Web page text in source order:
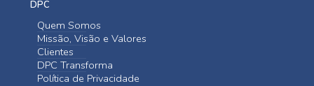
DPC
Quem Somos
Missão, Visão e Valores
Clientes
DPC Transforma
Política de Privacidade